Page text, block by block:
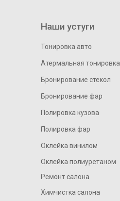
Наши устуги
Тонировка авто
Атермальная тонировка
Бронирование стекол
Бронирование фар
Оклейка винилом
Оклейка полиуретаном
Химчистка салона
Полировка кузова
Полировка фар
Ремонт салона